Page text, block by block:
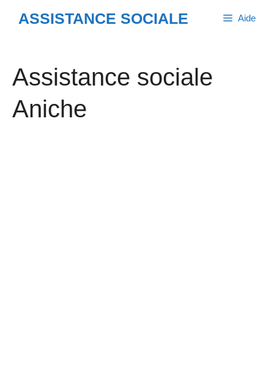
ASSISTANCE SOCIALE Aide
Assistance sociale
Aniche